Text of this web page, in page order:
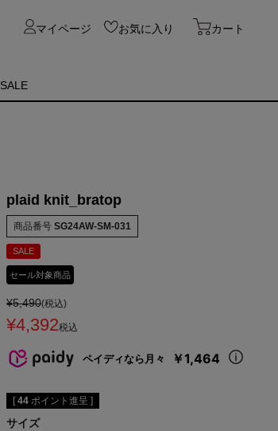
マイページ
お気に入り カート
SALE
plaid knit_bratop
商品番号 SG24AW-SM-031
SALE
セール対象商品
¥5,490(税込)
¥4,392税込
ペイディなら月々 ￥1,464
[ 44 ポイント進呈 ]
サイズ